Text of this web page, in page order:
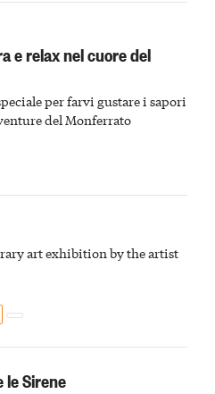
e relax nel cuore del
per farvi gustare i sapori
del Monferrato
art exhibition by the artist
le Sirene